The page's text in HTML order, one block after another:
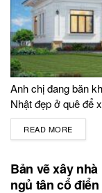
Anh chị đang băn
Nhật đẹp ở quê để
READ MORE
Bản vẽ xây
ngủ tân cổ